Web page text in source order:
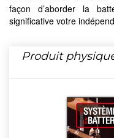
façon d’aborder la
significative votre
Produit